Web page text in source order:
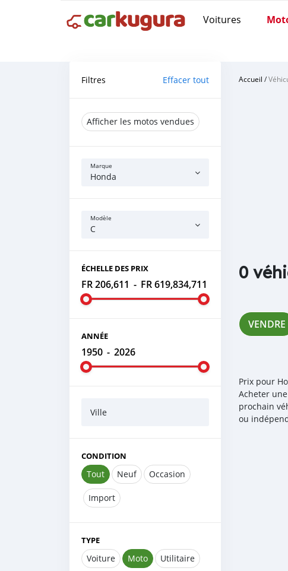
Voitures
Filtres Effacer tout
Afficher les motos vendues
Marque
Honda
Modèle
C
ÉCHELLE DES PRIX
FR 206,611 - FR 619,834,711
ANNÉE
1950 - 2026
Ville
CONDITION
Tout Neuf Occasion
Import
TYPE
Voiture Moto Utilitaire
Accueil /
0
VENDRE
Prix pour
Acheter
prochain
ou